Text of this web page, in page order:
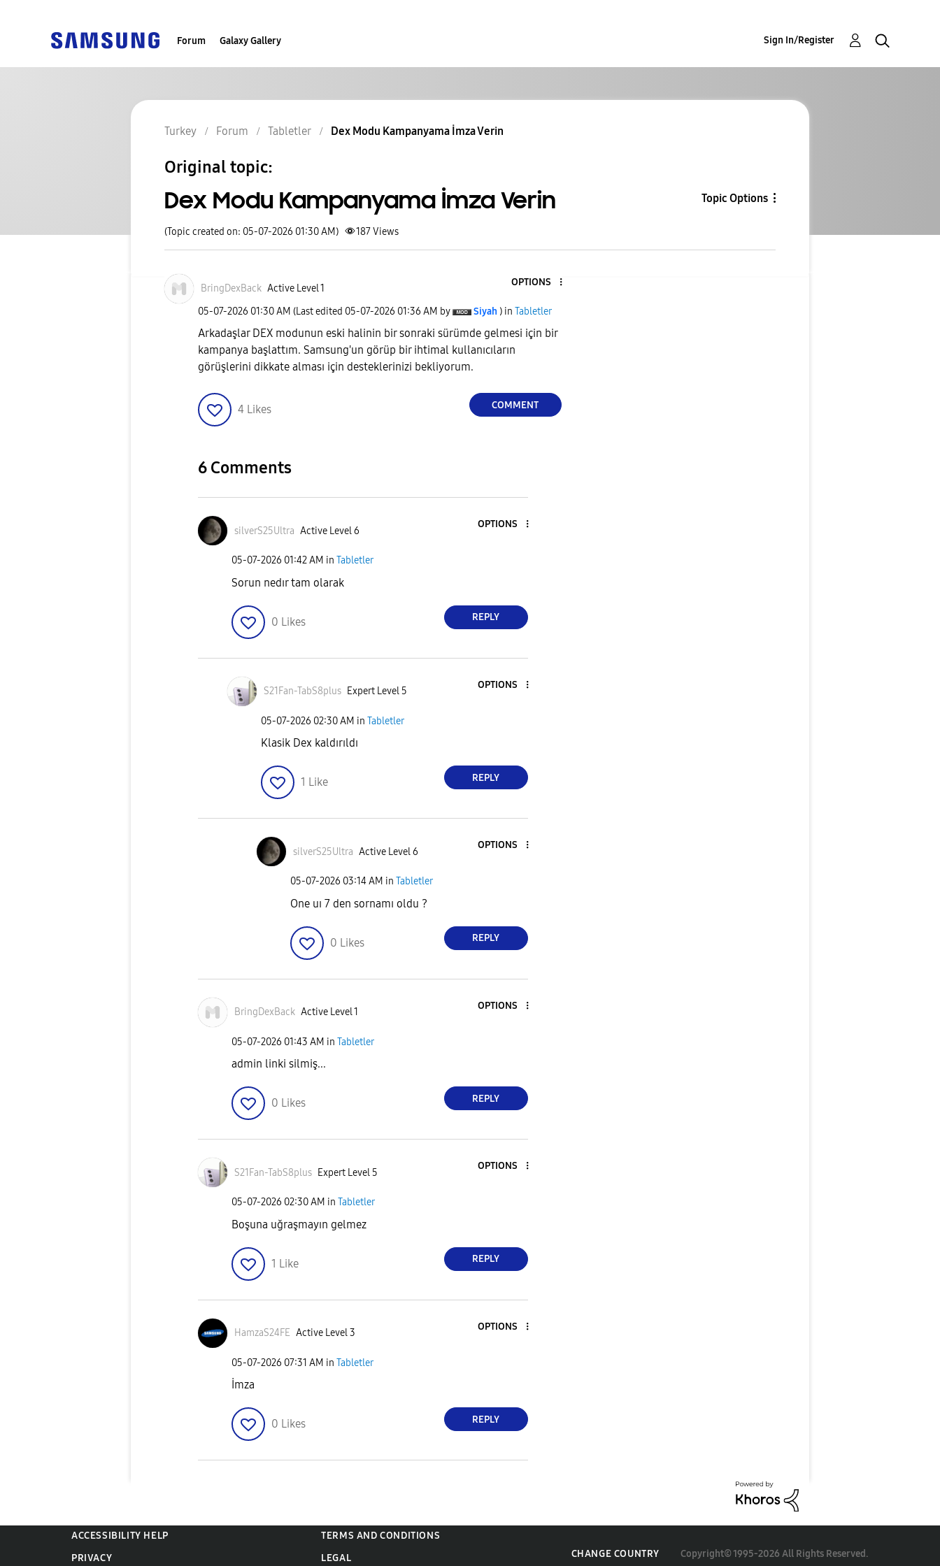
Forum Galaxy Gallery Sign In/Register
Turkey Forum Tabletler Dex Modu Kampanyama İmza Verin
Original topic:
Dex Modu Kampanyama İmza Verin Topic Options
(Topic created on: 05-07-2026 01:30 AM) 187Views
BringDexBack Active Level 1
OPTIONS
‎05-07-2026 01:30 AM (Last edited ‎05-07-2026 01:36 AM by Siyah ) in Tabletler
Arkadaşlar DEX modunun eski halinin bir sonraki sürümde gelmesi için bir
kampanya başlattım. Samsung'un görüp bir ihtimal kullanıcıların
görüşlerini dikkate alması için desteklerinizi bekliyorum.
4 Likes COMMENT
6 Comments
silverS25Ultra Active Level 6
OPTIONS
‎05-07-2026 01:42 AM in Tabletler
Sorun nedır tam olarak
0 Likes REPLY
S21Fan-TabS8plus Expert Level 5
OPTIONS
‎05-07-2026 02:30 AM in Tabletler
Klasik Dex kaldırıldı
1 Like REPLY
silverS25Ultra Active Level 6
OPTIONS
‎05-07-2026 03:14 AM in Tabletler
One uı 7 den sornamı oldu ?
0 Likes REPLY
BringDexBack Active Level 1
OPTIONS
‎05-07-2026 01:43 AM in Tabletler
admin linki silmiş...
0 Likes REPLY
S21Fan-TabS8plus Expert Level 5
OPTIONS
‎05-07-2026 02:30 AM in Tabletler
Boşuna uğraşmayın gelmez
1 Like REPLY
HamzaS24FE Active Level 3
OPTIONS
‎05-07-2026 07:31 AM in Tabletler
İmza
0 Likes REPLY
ACCESSIBILITY HELP
TERMS AND CONDITIONS
PRIVACY
LEGAL CHANGE COUNTRY Copyright© 1995-2026 All Rights Reserved.